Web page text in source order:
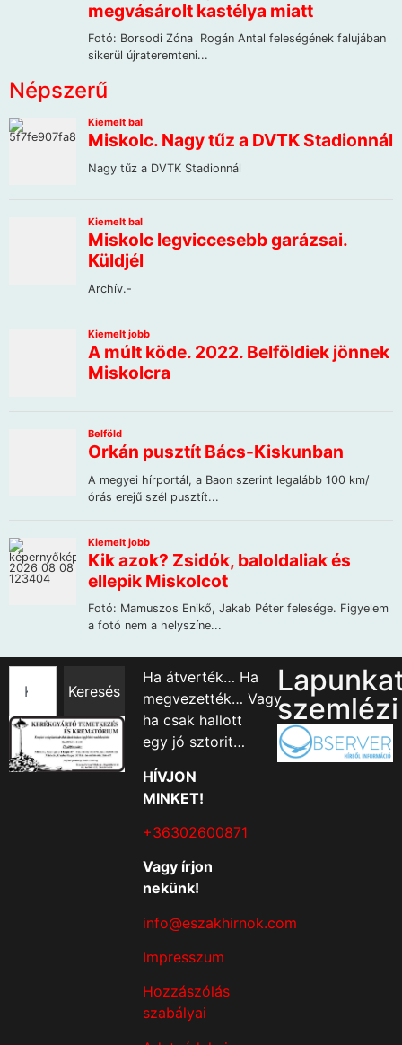
Népszerű
Keresés
Ha átverték… Ha
megvezették… Vagy
ha csak hallott
egy jó sztorit…
HÍVJON
MINKET!
+36302600871
Vagy írjon
nekünk!
info@eszakhirnok.com
Impresszum
Hozzászólás
szabályai
szemlézi